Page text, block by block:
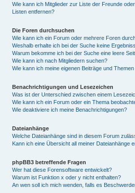
Wie kann ich Mitglieder zur Liste der Freunde
Listen entfernen?
Die Foren durchsuchen
Wie kann ich ein Forum oder mehrere Foren
Weshalb erhalte ich bei der Suche keine
Warum bekomme ich bei der Suche eine leere
Wie kann ich nach Mitgliedern suchen?
Wie kann ich meine eigenen Beiträge und Themen
Benachrichtigungen und Lesezeichen
Was ist der Unterschied zwischen einem
Wie kann ich ein Forum oder ein Thema
Wie deaktiviere ich meine Benachrichtigungen?
Dateianhänge
Welche Dateianhänge sind in diesem Forum
Kann ich eine Übersicht all meiner Dateianhänge
phpBB3 betreffende Fragen
Wer hat diese Forensoftware entwickelt?
Warum ist Funktion x oder y nicht enthalten?
An wen soll ich mich wenden, falls es